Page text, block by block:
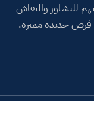
للتشاور والنقاش
جديدة مميزة.